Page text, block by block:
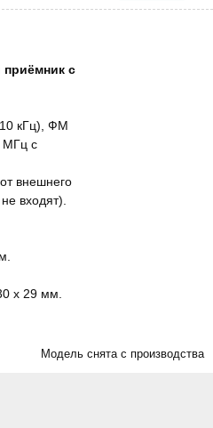
с
кГц), ФМ
МГц с
внешнего
входят).
х 29 мм.
Модель снята с производства